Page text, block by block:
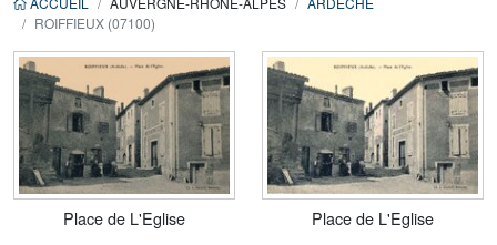
ROIFFIEUX (07100)
Place de L'Eglise Place de L'Eglise